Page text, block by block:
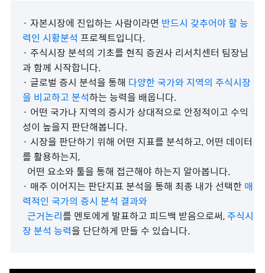
· 자본시장에 진입하는 사람이라면 반드시 갖추어야 할 능
력인 시황분석 프로젝트입니다.
· 주식시장 분석의 기초를 현직 증권사 리서치센터 팀장님
과 함께 시작합니다.
· 글로벌 증시 분석을 통해 다양한 국가와 지역의 주식시장
을 비교하고 분석하는 능력을 배웁니다.
· 어떤 국가나 지역의 증시가 상대적으로 안정적이고 수익
성이 높을지 판단해봅니다.
· 시장을 판단하기 위해 어떤 지표를 분석하고, 어떤 데이터
를 활용하는지,
어떤 요소와 툴을 통해 접근해야 하는지 알아봅니다.
· 매주 이어지는 판단지표 분석을 통해 최종 내가 선택한 매
력적인 국가의 증시 분석 결과와
근거논리를 멘토에게 발표하고 피드백 받음으로써,주식시
장 분석 능력을 단단하게 만들 수 있습니다.